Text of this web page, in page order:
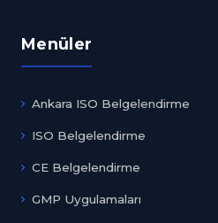
Menüler
Ankara ISO Belgelendirme
ISO Belgelendirme
CE Belgelendirme
GMP Uygulamaları